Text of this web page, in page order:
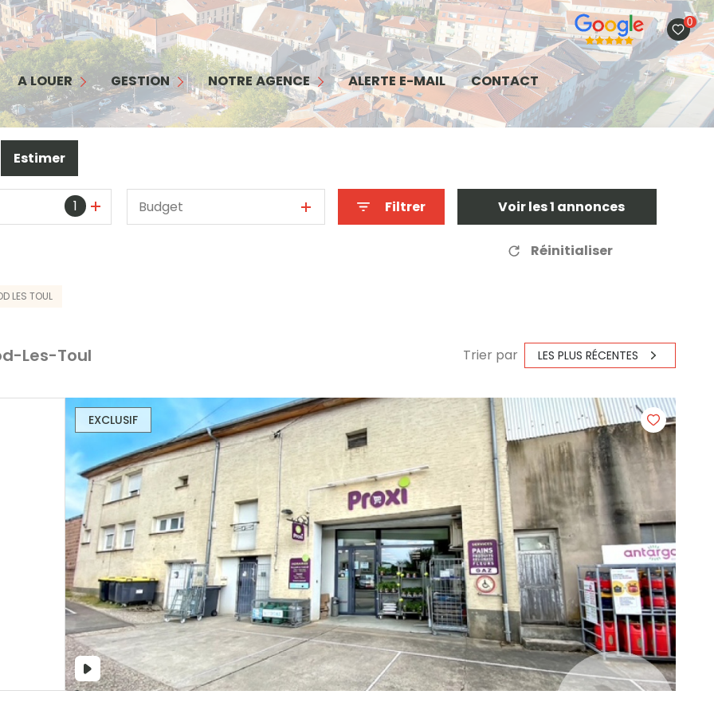
0
A LOUER
MAISON
APPARTEMENT
COMMERCES/ BUREAUX
GARAGE
TERRAIN
BIENS LOUÉS
GESTION
GESTION
INTERFACE PROPRIÉTAIRE
INTERFACE LOCATAIRE
NOTRE AGENCE
NOTRE AGENCE
NOTRE ÉQUIPE
NOS SERVICES
ALERTE E-MAIL CONTACT
Estimer
1 Budget Filtrer Voir les1 annonces
Réinitialiser
LES TOUL
Les-Toul Trier par LES PLUS RÉCENTES
EXCLUSIF